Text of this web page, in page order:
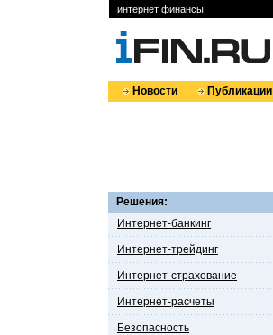
интернет финансы
Новости Публикации
Решения:
Интернет-банкинг
Интернет-трейдинг
Интернет-страхование
Интернет-расчеты
Безопасность